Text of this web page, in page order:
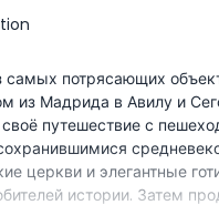
самых потрясающих
из Мадрида в Авилу и
путешествие с
церкви и элегантные
истории. Затем